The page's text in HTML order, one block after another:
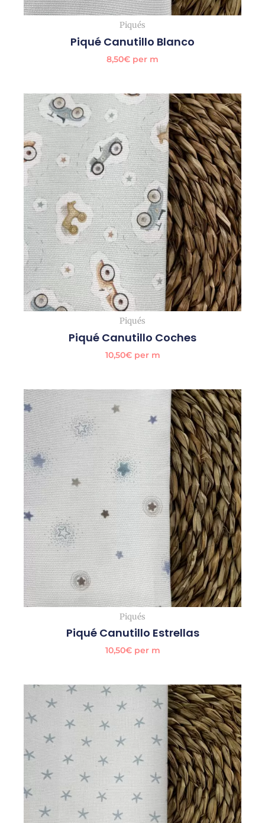
Piqués
Piqué Canutillo Blanco
8,50€ per m
Piqués
Piqué Canutillo Coches
10,50€per m
Piqués
Piqué Canutillo Estrellas
10,50€per m